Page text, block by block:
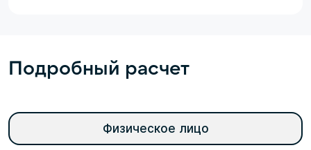
Подробный расчет
Физическое лицо